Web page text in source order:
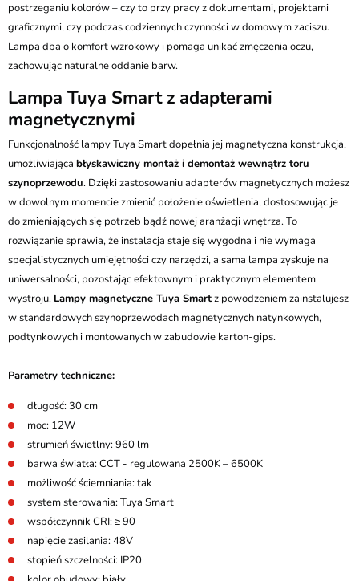
postrzeganiu kolorów – czy to przy pracy z dokumentami, projektami
graficznymi, czy podczas codziennych czynności w domowym zaciszu.
Lampa dba o komfort wzrokowy i pomaga unikać zmęczenia oczu,
zachowując naturalne oddanie barw.
Lampa Tuya Smart z adapterami
magnetycznymi
Funkcjonalność lampy Tuya Smart dopełnia jej magnetyczna konstrukcja,
umożliwiająca błyskawiczny montaż i demontaż wewnątrz toru
szynoprzewodu. Dzięki zastosowaniu adapterów magnetycznych możesz
w dowolnym momencie zmienić położenie oświetlenia, dostosowując je
do zmieniających się potrzeb bądź nowej aranżacji wnętrza. To
rozwiązanie sprawia, że instalacja staje się wygodna i nie wymaga
specjalistycznych umiejętności czy narzędzi, a sama lampa zyskuje na
uniwersalności, pozostając efektownym i praktycznym elementem
wystroju. Lampy magnetyczne Tuya Smartz powodzeniem zainstalujesz
w standardowych szynoprzewodach magnetycznych natynkowych,
podtynkowych i montowanych w zabudowie karton-gips.
Parametry techniczne:
długość: 30 cm
moc: 12W
strumień świetlny: 960 lm
barwa światła: CCT - regulowana 2500K – 6500K
możliwość ściemniania: tak
system sterowania: Tuya Smart
współczynnik CRI: ≥ 90
napięcie zasilania: 48V
stopień szczelności: IP20